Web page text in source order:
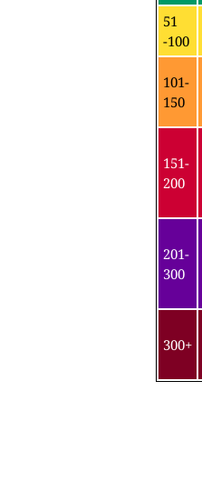
51
-100
101-
150
151-
200
201-
300
300+